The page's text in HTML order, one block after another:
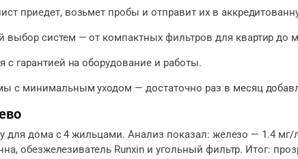
приедет, возьмет пробы и отправит их в
выбор систем — от компактных фильтров для квартир до
с гарантией на оборудование и работы.
с минимальным уходом — достаточно раз в месяц
для дома с 4 жильцами. Анализ показал: железо — 1.4 мг/
обезжелезиватель Runxin и угольный фильтр. Итог: